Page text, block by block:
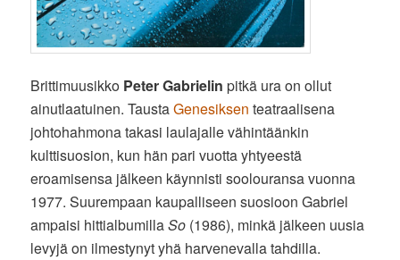
Brittimuusikko Peter Gabrielin pitkä ura on ollut
ainutlaatuinen. TaustaGenesiksen teatraalisena
johtohahmona takasi laulajalle vähintäänkin
kulttisuosion, kun hän pari vuotta yhtyeestä
eroamisensa jälkeen käynnisti soolouransa vuonna
1977. Suurempaan kaupalliseen suosioon Gabriel
ampaisi hittialbumillaSo (1986), minkä jälkeen uusia
levyjä on ilmestynyt yhä harvenevalla tahdilla.